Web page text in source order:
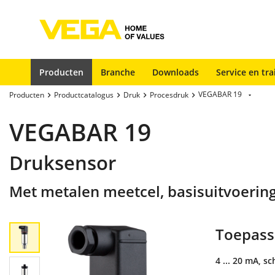
Producten Branche Downloads Service en
Producten Productcatalogus Druk Procesdruk VEGABAR 19
VEGABAR 19
Druksensor
Met metalen meetcel,
4 ... 20 mA,